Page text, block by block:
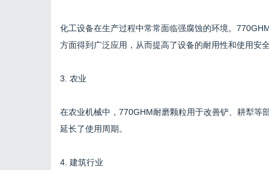
化工设备在生产过程中常常面临强腐蚀的环境。
方面得到广泛应用，从而提高了设备的耐用性和使用安
3. 农业
在农业机械中，770GHM耐磨颗粒用于改善铲、耕犁等
延长了使用周期。
4. 建筑行业